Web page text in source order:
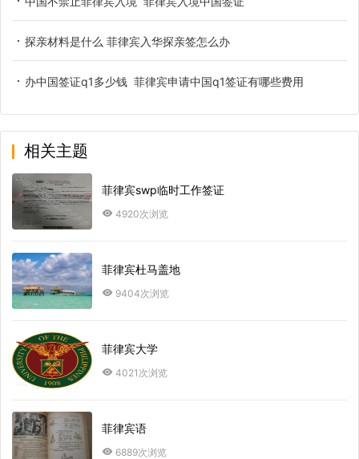
探亲材料是什么 菲律宾入华探亲签怎么办
办中国签证q1多少钱 菲律宾申请中国q1签证有哪些费用
相关主题
菲律宾swp临时工作签证
4920次浏览
菲律宾杜马盖地
9404次浏览
菲律宾大学
4021次浏览
菲律宾语
6889次浏览